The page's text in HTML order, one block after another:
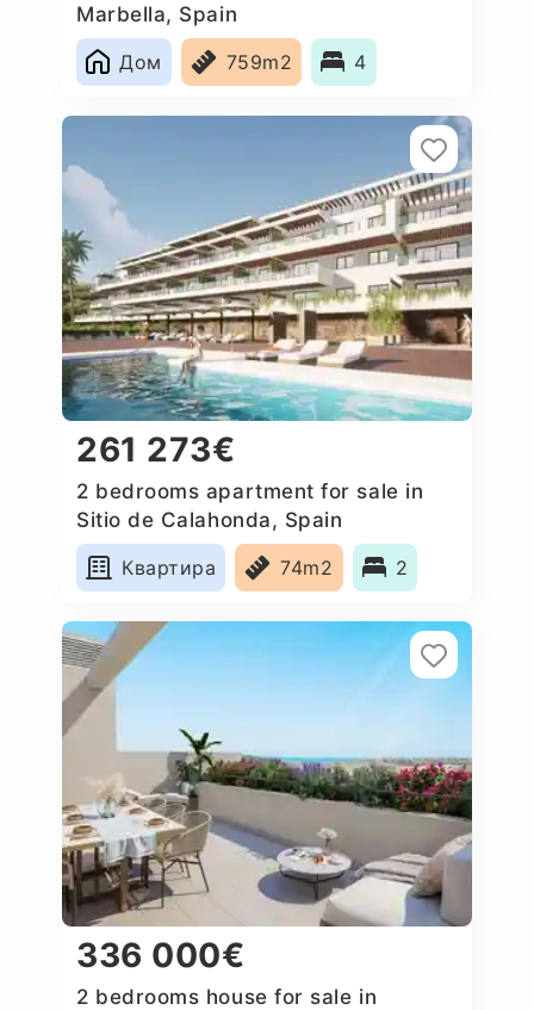
Marbella, Spain
Дом
759m2 4
261 273€
2 bedrooms apartment for sale in
Sitio de Calahonda, Spain
Квартира
74m2 2
336 000€
2 bedrooms house for sale in